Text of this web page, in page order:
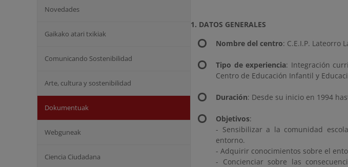
Novedades
Gaikako atari txikiak
Comunicando Sostenibilidad
Arte, cultura y sostenibilidad
Dokumentuak
Webguneak
Ciencia Ciudadana
1. DATOS GENERALES
Nombre del centro: C.E.I.P. Lateorro
Tipo de experiencia: Integración
Centro de Educación Infantil y
Duración: Desde su inicio en 1994
Objetivos:
- Sensibilizar a la comunidad
entorno.
- Adquirir conocimientos sobre el
- Concienciar sobre las